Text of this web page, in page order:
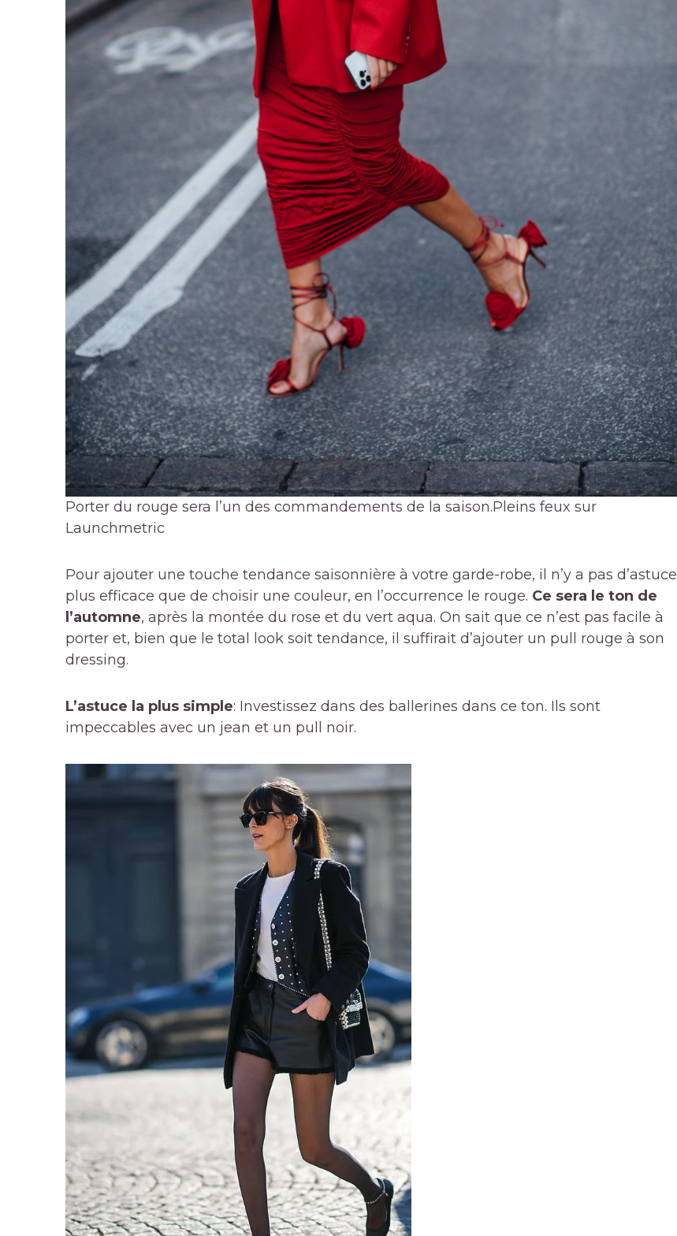
Porter du rouge sera l’un des commandements de la saison.Pleins feux sur
Launchmetric
Pour ajouter une touche tendance saisonnière à votre garde-robe, il n’y a pas d’astuce
plus efficace que de choisir une couleur, en l’occurrence le rouge. Ce sera le ton de
l’automne, après la montée du rose et du vert aqua. On sait que ce n’est pas facile à
porter et, bien que le total look soit tendance, il suffirait d’ajouter un pull rouge à son
dressing.
L’astuce la plus simple: Investissez dans des ballerines dans ce ton. Ils sont
impeccables avec un jean et un pull noir.